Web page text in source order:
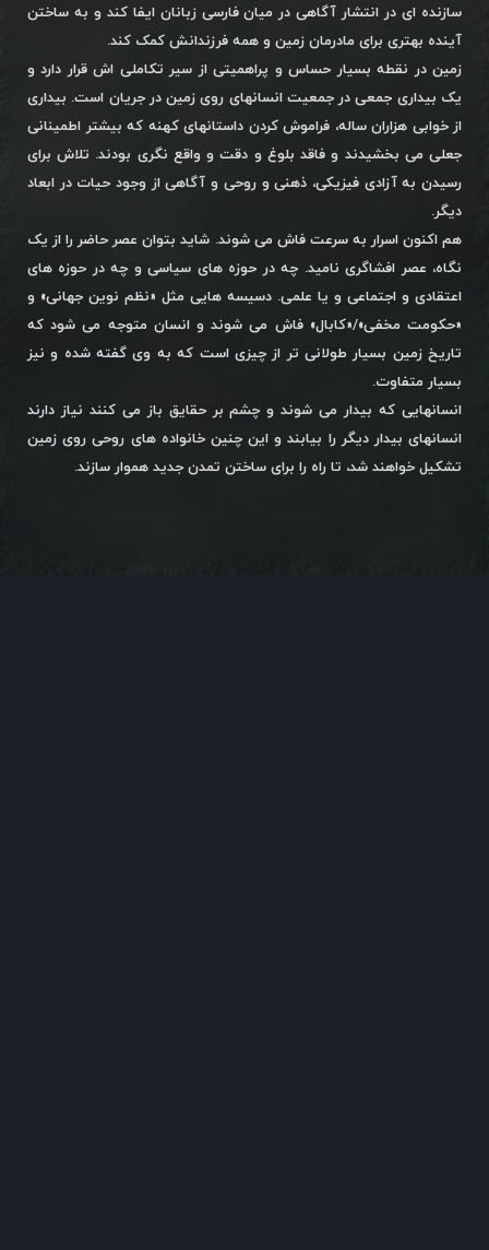
سازنده ای در انتشار آگاهی در میان فارسی زبانان ایفا کند و به ساختن
آینده بهتری برای مادرمان زمین و همه فرزندانش کمک کند.
زمین در نقطه بسیار حساس و پراهمیتی از سیر تکاملی اش قرار دارد و
یک بیداری جمعی در جمعیت انسانهای روی زمین در جریان است. بیداری
از خوابی هزاران ساله، فراموش کردن داستانهای کهنه که بیشتر اطمینانی
جعلی می بخشیدند و فاقد بلوغ و دقت و واقع نگری بودند. تلاش برای
رسیدن به آزادی فیزیکی، ذهنی و روحی و آگاهی از وجود حیات در ابعاد
دیگر.
هم اکنون اسرار به سرعت فاش می شوند. شاید بتوان عصر حاضر را از یک
نگاه، عصر افشاگری نامید. چه در حوزه های سیاسی و چه در حوزه های
اعتقادی و اجتماعی و یا علمی. دسیسه هایی مثل «نظم نوین جهانی» و
«حکومت مخفی»/«کابال» فاش می شوند و انسان متوجه می شود که
تاریخ زمین بسیار طولانی تر از چیزی است که به وی گفته شده و نیز
بسیار متفاوت.
انسانهایی که بیدار می شوند و چشم بر حقایق باز می کنند نیاز دارند
انسانهای بیدار دیگر را بیابند و این چنین خانواده های روحی روی زمین
تشکیل خواهند شد، تا راه را برای ساختن تمدن جدید هموار سازند.